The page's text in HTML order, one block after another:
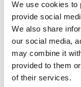
We use cookies to
provide social
We also share
our social media,
may combine it
provided to them
of their services.
4° Giorno: